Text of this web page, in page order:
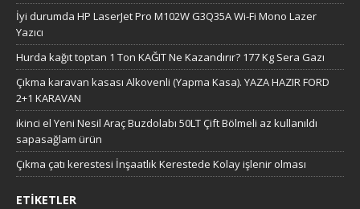
İyi durumda HP LaserJet Pro M102W G3Q35A Wi-Fi Mono Lazer
Yazıcı
Hurda kağıt toptan 1 Ton KAĞIT Ne Kazandırır? 177 Kg Sera Gazı
Çıkma karavan kasası Alkovenli (Yapma Kasa). YAZA HAZIR FORD
2+1 KARAVAN
ikinci el Yeni Nesil Araç Buzdolabı 50LT Çift Bölmeli az kullanıldı
sapasağlam ürün
Çıkma çatı kerestesi İnşaatlık Kerestede​​ Kolay işlenir olması
ETIKETLER